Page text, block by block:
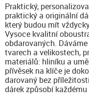
Praktický,
praktický a originální
který budou mít
Vysoce kvalitní
obdarovaných.
tvarech a velikostech,
materiálů: hliníku a
přívěsek na klíče je
darovaný bez
dárek způsobí